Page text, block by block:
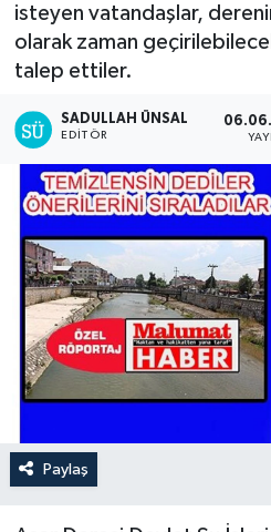
isteyen vatandaşlar,
olarak zaman
talep ettiler.
SADULLAH ÜNSAL
EDITÖR
Paylaş
Son Dakika Haberleri